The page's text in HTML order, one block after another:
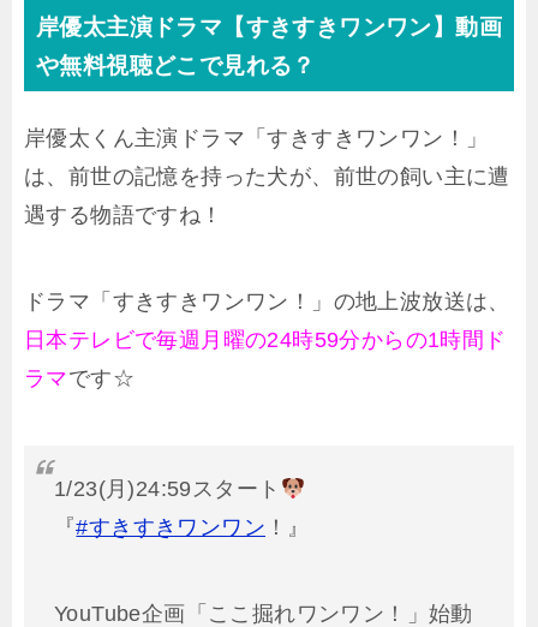
岸優太主演ドラマ【すきすきワンワン】動画
や無料視聴どこで見れる？
岸優太くん主演ドラマ「すきすきワンワン！」
は、前世の記憶を持った犬が、前世の飼い主に遭
遇する物語ですね！
ドラマ「すきすきワンワン！」の地上波放送は、
日本テレビで毎週月曜の24時59分からの1時間ド
ラマです☆
1/23(月)24:59スタート
『#すきすきワンワン ！』
YouTube企画「ここ掘れワンワン！」始動